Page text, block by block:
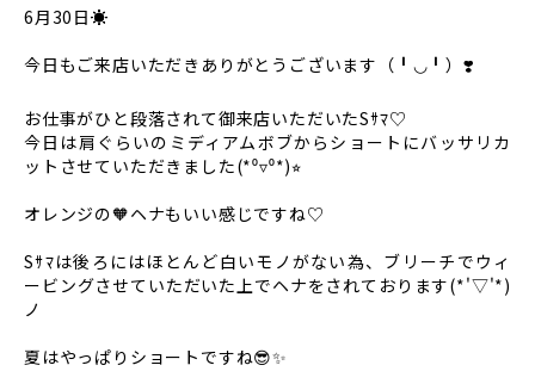
6月30日☀️
今日もご来店いただきありがとうございます（╹◡╹）❣️
お仕事がひと段落されて御来店いただいたSｻﾏ♡
今日は肩ぐらいのミディアムボブからショートにバッサリカ
ットさせていただきました(*⁰▿⁰*)⭐︎
オレンジの🧡ヘナもいい感じですね♡
Sｻﾏは後ろにはほとんど白いモノがない為、ブリーチでウィ
ービングさせていただいた上でヘナをされております(*'▽'*)
ノ
夏はやっぱりショートですね😎✨